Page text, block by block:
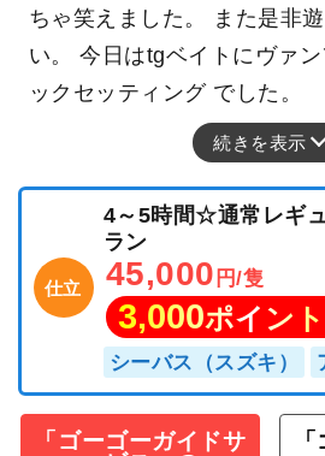
ちゃ笑えました。 また是非
い。 今日はtgベイトにヴァ
ックセッティング でした。
続きを表示
仕立
4～5時間☆通常レギ
ラン
45,000 円/隻
3,000ポイン
シーバス（スズキ）
「ゴーゴーガイドサ